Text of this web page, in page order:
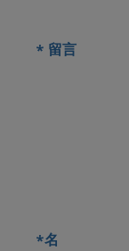
* 留言
*名